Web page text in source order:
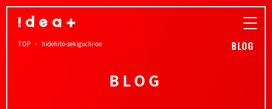
BLOG
TOP hidehito-sekiguchi-on
BLOG